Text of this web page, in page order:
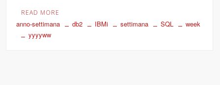
READ MORE
anno-settimana db2 IBMi settimana SQL
week
yyyyww